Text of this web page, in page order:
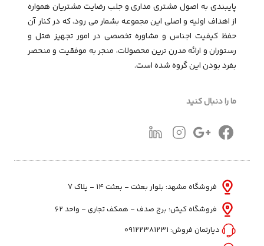
پایبندی به اصول مشتری مداری و جلب رضایت مشتریان همواره
از اهداف اولیه و اصلی این مجموعـه بشمار می رود، که در کنار آن
حفظ کیفیت اجناس و مشاوره تخصصی در امور تجهیز هتل و
رستوران و ارائه مدرن ترین محصولات، منجر به موفقیت و منحصر
بفرد بودن این گروه شده است.
ما را دنبال کنید
فروشگاه مشهد: بلوار بعثت - بعثت ۱۴ - پلاک ۷
فروشگاه کیش: برج صدف - همکف تجاری - واحد 62
دپارتمان فروش: 09122381231